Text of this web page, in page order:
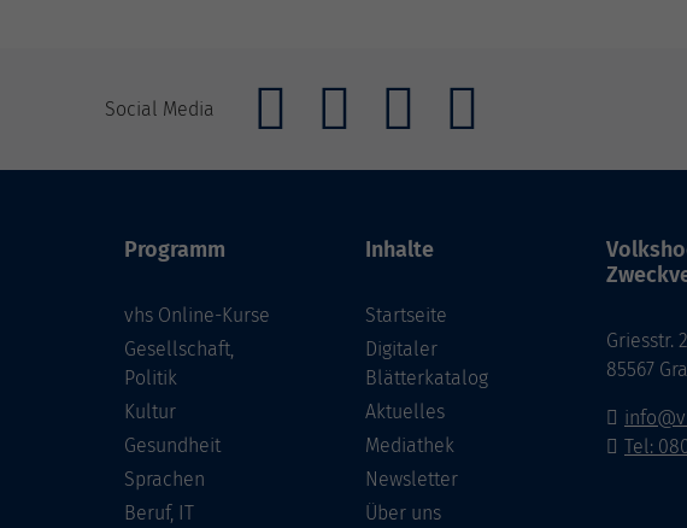
Social Media
Programm
vhs Online-Kurse
Gesellschaft,
Politik
Kultur
Gesundheit
Sprachen
Beruf, IT
Inhalte
Startseite
Digitaler
Blätterkatalog
Aktuelles
Mediathek
Newsletter
Über uns
Griesstr.
85567
Tel: